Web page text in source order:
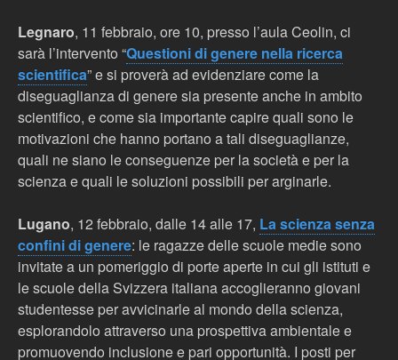
Legnaro, 11 febbraio, ore 10, presso l’aula Ceolin, ci
sarà l’intervento “Questioni di genere nella ricerca
scientifica” e si proverà ad evidenziare come la
diseguaglianza di genere sia presente anche in ambito
scientifico, e come sia importante capire quali sono le
motivazioni che hanno portano a tali diseguaglianze,
quali ne siano le conseguenze per la società e per la
scienza e quali le soluzioni possibili per arginarle.
Lugano, 12 febbraio, dalle 14 alle 17, La scienza senza
confini di genere: le ragazze delle scuole medie sono
invitate a un pomeriggio di porte aperte in cui gli istituti e
le scuole della Svizzera italiana accoglieranno giovani
studentesse per avvicinarle al mondo della scienza,
esplorandolo attraverso una prospettiva ambientale e
promuovendo inclusione e pari opportunità. I posti per